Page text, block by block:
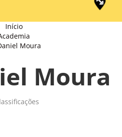
Início
Moura
Moura